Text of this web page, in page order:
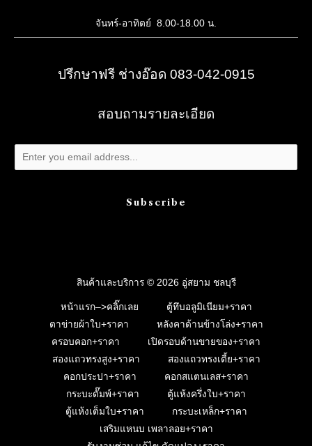
จันทร์-อาทิตย์ 8.00-18.00 น.
ปรึกษาฟรี ช่างอ๊อด 083-042-0915
สอบถามรายละเอียด
Subscribe
สินค้าและบริการ © 2026 อู่สยาม ชลบุรี
หน้าแรก–>คลิ๊กเลย
ตู้ทึบอลูมิเนียม+ราคา
ตาข่ายผ้าใบ+ราคา
หลังคาด้านข้างโล่ง+ราคา
ครอบคอก+ราคา
เปิดรอบด้านขายของ+ราคา
สองแถวทรงสูง+ราคา
สองแถวทรงเตี้ย+ราคา
คอกประปา+ราคา
คอกสแตนเลส+ราคา
กระบะดั๊มพ์+ราคา
ตู้แห้งครึ่งใบ+ราคา
ตู้แห้งเต็มใบ+ราคา
กระบะเหล็ก+ราคา
เสริมแหนบ เพลาลอย+ราคา